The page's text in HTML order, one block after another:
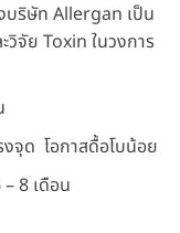
ริษัท Allergan เป็น
จัย Toxin ในวงการ
จุด โอกาสดื้อโบน้อย
8 เดือน